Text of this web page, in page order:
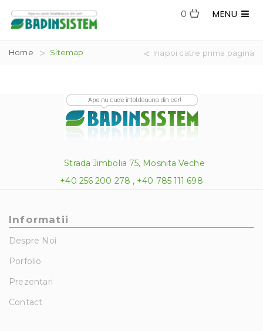
MENU
0
Home Sitemap Inapoi catre prima pagina
Strada Jimbolia 75, Mosnita Veche
+40 256 200 278 , +40 785 111 698
Informatii
Despre Noi
Porfolio
Prezentari
Contact